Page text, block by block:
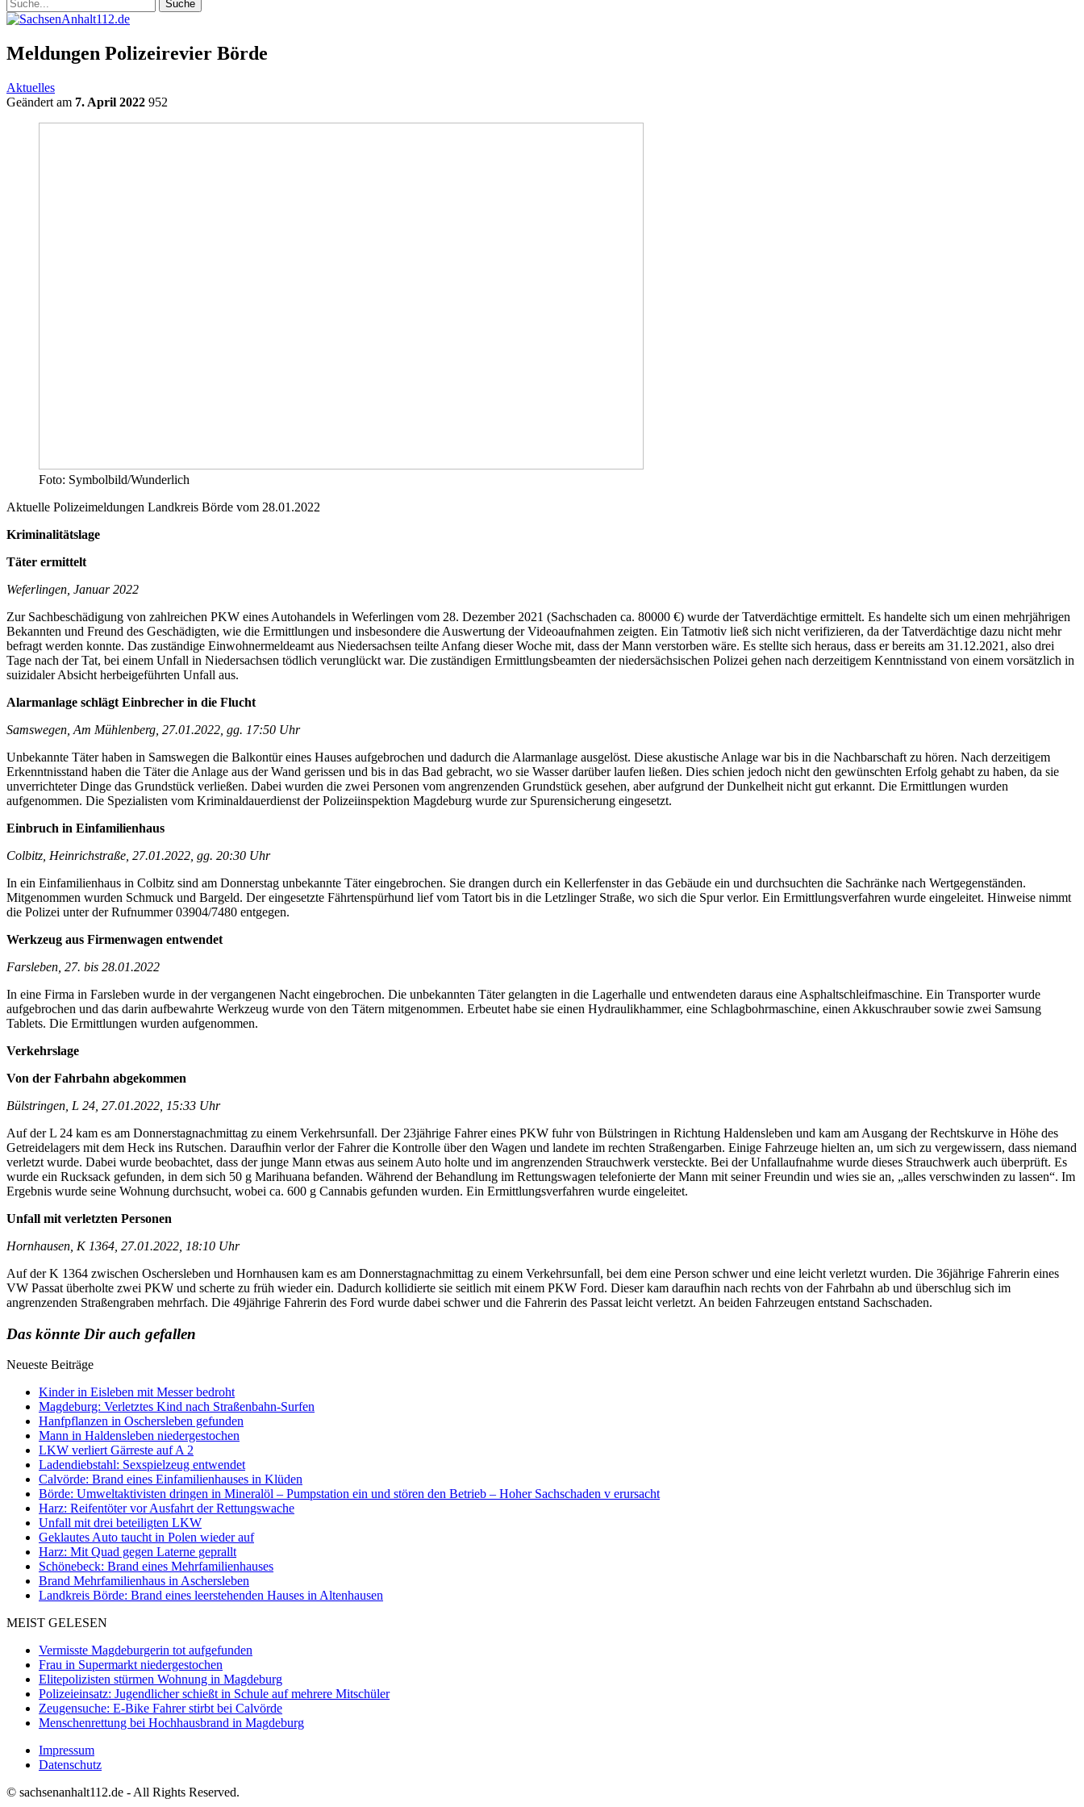
Meldungen Polizeirevier Börde
Aktuelles
Geändert am 7. April 2022 952
Foto: Symbolbild/Wunderlich
Aktuelle Polizeimeldungen Landkreis Börde vom 28.01.2022
Kriminalitätslage
Täter ermittelt
Weferlingen, Januar 2022
Zur Sachbeschädigung von zahlreichen PKW eines Autohandels in Weferlingen vom 28. Dezember 2021 (Sachschaden ca. 80000 €) wurde der Tatverdächtige ermittelt. Es handelte sich um einen mehrjährigen
Bekannten und Freund des Geschädigten, wie die Ermittlungen und insbesondere die Auswertung der Videoaufnahmen zeigten. Ein Tatmotiv ließ sich nicht verifizieren, da der Tatverdächtige dazu nicht mehr
befragt werden konnte. Das zuständige Einwohnermeldeamt aus Niedersachsen teilte Anfang dieser Woche mit, dass der Mann verstorben wäre. Es stellte sich heraus, dass er bereits am 31.12.2021, also drei
Tage nach der Tat, bei einem Unfall in Niedersachsen tödlich verunglückt war. Die zuständigen Ermittlungsbeamten der niedersächsischen Polizei gehen nach derzeitigem Kenntnisstand von einem vorsätzlich in
suizidaler Absicht herbeigeführten Unfall aus.
Alarmanlage schlägt Einbrecher in die Flucht
Samswegen, Am Mühlenberg, 27.01.2022, gg. 17:50 Uhr
Unbekannte Täter haben in Samswegen die Balkontür eines Hauses aufgebrochen und dadurch die Alarmanlage ausgelöst. Diese akustische Anlage war bis in die Nachbarschaft zu hören. Nach derzeitigem
Erkenntnisstand haben die Täter die Anlage aus der Wand gerissen und bis in das Bad gebracht, wo sie Wasser darüber laufen ließen. Dies schien jedoch nicht den gewünschten Erfolg gehabt zu haben, da sie
unverrichteter Dinge das Grundstück verließen. Dabei wurden die zwei Personen vom angrenzenden Grundstück gesehen, aber aufgrund der Dunkelheit nicht gut erkannt. Die Ermittlungen wurden
aufgenommen. Die Spezialisten vom Kriminaldauerdienst der Polizeiinspektion Magdeburg wurde zur Spurensicherung eingesetzt.
Einbruch in Einfamilienhaus
Colbitz, Heinrichstraße, 27.01.2022, gg. 20:30 Uhr
In ein Einfamilienhaus in Colbitz sind am Donnerstag unbekannte Täter eingebrochen. Sie drangen durch ein Kellerfenster in das Gebäude ein und durchsuchten die Sachränke nach Wertgegenständen.
Mitgenommen wurden Schmuck und Bargeld. Der eingesetzte Fährtenspürhund lief vom Tatort bis in die Letzlinger Straße, wo sich die Spur verlor. Ein Ermittlungsverfahren wurde eingeleitet. Hinweise nimmt
die Polizei unter der Rufnummer 03904/7480 entgegen.
Werkzeug aus Firmenwagen entwendet
Farsleben, 27. bis 28.01.2022
In eine Firma in Farsleben wurde in der vergangenen Nacht eingebrochen. Die unbekannten Täter gelangten in die Lagerhalle und entwendeten daraus eine Asphaltschleifmaschine. Ein Transporter wurde
aufgebrochen und das darin aufbewahrte Werkzeug wurde von den Tätern mitgenommen. Erbeutet habe sie einen Hydraulikhammer, eine Schlagbohrmaschine, einen Akkuschrauber sowie zwei Samsung
Tablets. Die Ermittlungen wurden aufgenommen.
Verkehrslage
Von der Fahrbahn abgekommen
Bülstringen, L 24, 27.01.2022, 15:33 Uhr
Auf der L 24 kam es am Donnerstagnachmittag zu einem Verkehrsunfall. Der 23jährige Fahrer eines PKW fuhr von Bülstringen in Richtung Haldensleben und kam am Ausgang der Rechtskurve in Höhe des
Getreidelagers mit dem Heck ins Rutschen. Daraufhin verlor der Fahrer die Kontrolle über den Wagen und landete im rechten Straßengarben. Einige Fahrzeuge hielten an, um sich zu vergewissern, dass niemand
verletzt wurde. Dabei wurde beobachtet, dass der junge Mann etwas aus seinem Auto holte und im angrenzenden Strauchwerk versteckte. Bei der Unfallaufnahme wurde dieses Strauchwerk auch überprüft. Es
wurde ein Rucksack gefunden, in dem sich 50 g Marihuana befanden. Während der Behandlung im Rettungswagen telefonierte der Mann mit seiner Freundin und wies sie an, „alles verschwinden zu lassen“. Im
Ergebnis wurde seine Wohnung durchsucht, wobei ca. 600 g Cannabis gefunden wurden. Ein Ermittlungsverfahren wurde eingeleitet.
Unfall mit verletzten Personen
Hornhausen, K 1364, 27.01.2022, 18:10 Uhr
Auf der K 1364 zwischen Oschersleben und Hornhausen kam es am Donnerstagnachmittag zu einem Verkehrsunfall, bei dem eine Person schwer und eine leicht verletzt wurden. Die 36jährige Fahrerin eines
VW Passat überholte zwei PKW und scherte zu früh wieder ein. Dadurch kollidierte sie seitlich mit einem PKW Ford. Dieser kam daraufhin nach rechts von der Fahrbahn ab und überschlug sich im
angrenzenden Straßengraben mehrfach. Die 49jährige Fahrerin des Ford wurde dabei schwer und die Fahrerin des Passat leicht verletzt. An beiden Fahrzeugen entstand Sachschaden.
Das könnte Dir auch gefallen
Neueste Beiträge
Kinder in Eisleben mit Messer bedroht
Magdeburg: Verletztes Kind nach Straßenbahn-Surfen
Hanfpflanzen in Oschersleben gefunden
Mann in Haldensleben niedergestochen
LKW verliert Gärreste auf A 2
Ladendiebstahl: Sexspielzeug entwendet
Calvörde: Brand eines Einfamilienhauses in Klüden
Börde: Umweltaktivisten dringen in Mineralöl – Pumpstation ein und stören den Betrieb – Hoher Sachschaden v erursacht
Harz: Reifentöter vor Ausfahrt der Rettungswache
Unfall mit drei beteiligten LKW
Geklautes Auto taucht in Polen wieder auf
Harz: Mit Quad gegen Laterne geprallt
Schönebeck: Brand eines Mehrfamilienhauses
Brand Mehrfamilienhaus in Aschersleben
Landkreis Börde: Brand eines leerstehenden Hauses in Altenhausen
MEIST GELESEN
Vermisste Magdeburgerin tot aufgefunden
Frau in Supermarkt niedergestochen
Elitepolizisten stürmen Wohnung in Magdeburg
Polizeieinsatz: Jugendlicher schießt in Schule auf mehrere Mitschüler
Zeugensuche: E-Bike Fahrer stirbt bei Calvörde
Menschenrettung bei Hochhausbrand in Magdeburg
Impressum
Datenschutz
© sachsenanhalt112.de - All Rights Reserved.